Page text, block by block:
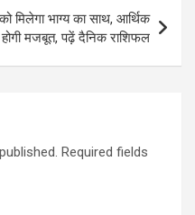
मिलेगा भाग्य का साथ, आर्थिक
होगी मजबूत, पढ़ें दैनिक राशिफल
Required fields